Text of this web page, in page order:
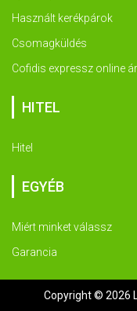
Használt kerékpárok
Csomagküldés
Cofidis expressz online
HITEL
Hitel
EGYÉB
Miért minket válassz
Garancia
Copyright © 2026